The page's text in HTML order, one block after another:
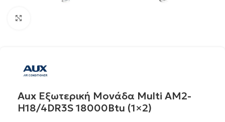
Aux Εξωτερική Μονάδα Multi AM2-
H18/4DR3S 18000Btu (1×2)